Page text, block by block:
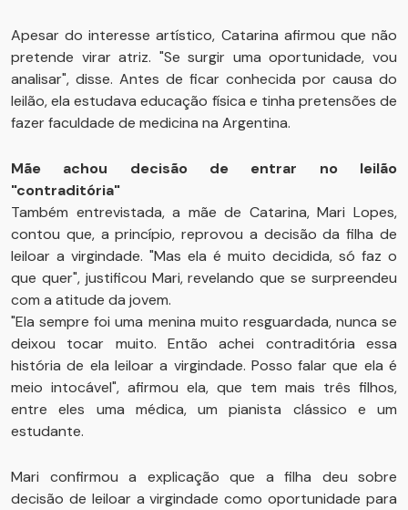
Apesar do interesse artístico, Catarina afirmou que não
pretende virar atriz. "Se surgir uma oportunidade, vou
analisar", disse. Antes de ficar conhecida por causa do
leilão, ela estudava educação física e tinha pretensões de
fazer faculdade de medicina na Argentina.
Mãe achou decisão de entrar no leilão
"contraditória"
Também entrevistada, a mãe de Catarina, Mari Lopes,
contou que, a princípio, reprovou a decisão da filha de
leiloar a virgindade. "Mas ela é muito decidida, só faz o
que quer", justificou Mari, revelando que se surpreendeu
com a atitude da jovem.
"Ela sempre foi uma menina muito resguardada, nunca se
deixou tocar muito. Então achei contraditória essa
história de ela leiloar a virgindade. Posso falar que ela é
meio intocável", afirmou ela, que tem mais três filhos,
entre eles uma médica, um pianista clássico e um
estudante.
Mari confirmou a explicação que a filha deu sobre
decisão de leiloar a virgindade como oportunidade para